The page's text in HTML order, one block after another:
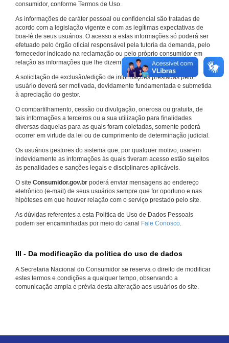
consumidor, conforme Termos de Uso.
As informações de caráter pessoal ou confidencial são tratadas de
acordo com a legislação vigente e com as legítimas expectativas de
boa-fé de seus usuários. O acesso a estas informações só poderá ser
efetuado pelo órgão oficial responsável pela tutoria da demanda, pelo
fornecedor indicado na reclamação ou pelo próprio consumidor em
relação as informações que lhe dizem respeito.
A solicitação de exclusão/edição de informações prestadas pelo
usuário deverá ser motivada, devidamente fundamentada e submetida
à apreciação do gestor.
O compartilhamento, cessão ou divulgação, onerosa ou gratuita, de
tais informações a terceiros ou a sua utilização para finalidades
diversas daquelas para as quais foram coletadas, somente poderá
ocorrer em virtude da lei ou de cumprimento de determinação judicial.
Os usuários gestores do sistema que, por qualquer motivo, usarem
indevidamente as informações às quais tiveram acesso estão sujeitos
às penalidades e sanções legais e disciplinares aplicáveis.
O site Consumidor.gov.br poderá enviar mensagens ao endereço
eletrônico (e-mail) de seus usuários sempre que for oportuno e nas
hipóteses em que houver relação com o serviço prestado pelo site.
As dúvidas referentes a esta Política de Uso de Dados Pessoais
podem ser encaminhadas por meio do canal Fale Conosco.
III - Da modificação da politica do uso de dados
A Secretaria Nacional do Consumidor se reserva o direito de modificar
estes termos e condições a qualquer tempo, observando a
comunicação ampla e prévia desta alteração aos usuários do site.